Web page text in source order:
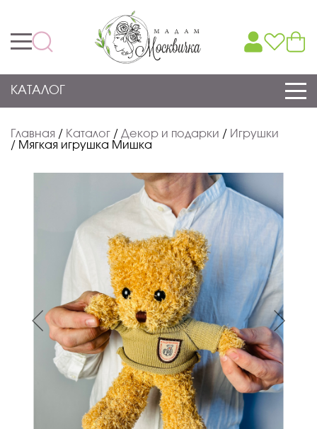
КАТАЛОГ
Главная / Каталог / Декор и подарки / Игрушки
/ Мягкая игрушка Мишка